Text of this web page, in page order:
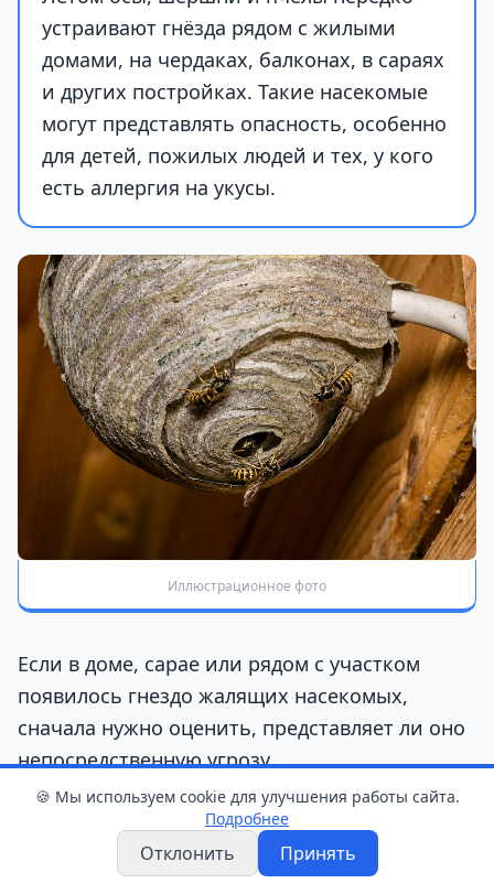
устраивают гнёзда рядом с жилыми
домами, на чердаках, балконах, в сараях
и других постройках. Такие насекомые
могут представлять опасность, особенно
для детей, пожилых людей и тех, у кого
есть аллергия на укусы.
Иллюстрационное фото
Если в доме, сарае или рядом с участком
появилось гнездо жалящих насекомых,
сначала нужно оценить, представляет ли оно
непосредственную угрозу.
МЧС, подразделения
спасателей выезжают для ликвидации гнезда,
🍪 Мы используем cookie для улучшения работы сайта.
Подробнее
Отклонить Принять